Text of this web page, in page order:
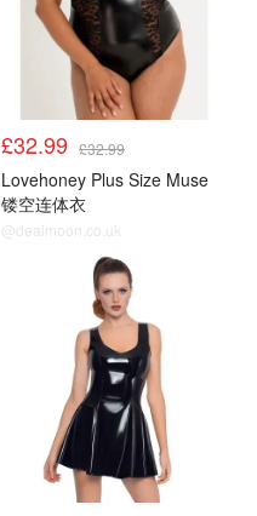
£32.99 £32.99
Lovehoney Plus Size Muse
镂空连体衣
@dealmoon.co.uk